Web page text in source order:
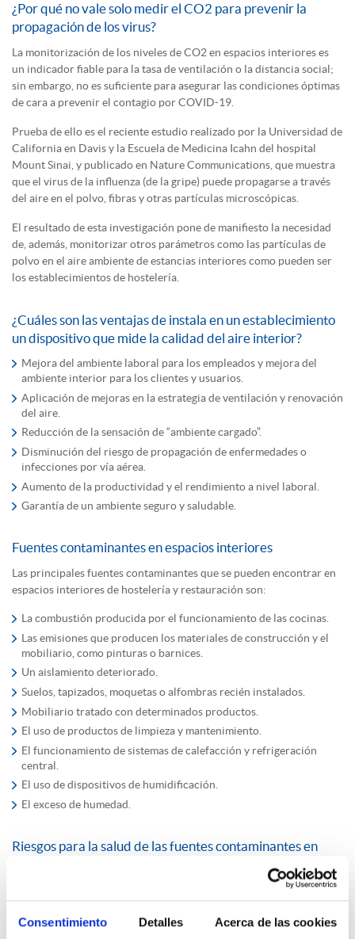
Consentimiento Detalles Acerca de las cookies
¿Por qué no vale solo medir el CO2 para prevenir la
propagación de los virus?
La monitorización de los niveles de CO2 en espacios interiores es
un indicador fiable para la tasa de ventilación o la distancia social;
sin embargo, no es suficiente para asegurar las condiciones óptimas
de cara a prevenir el contagio por COVID-19.
Prueba de ello es el reciente estudio realizado por la Universidad de
California en Davis y la Escuela de Medicina Icahn del hospital
Mount Sinai, y publicado en Nature Communications, que muestra
que el virus de la influenza (de la gripe) puede propagarse a través
del aire en el polvo, fibras y otras partículas microscópicas.
El resultado de esta investigación pone de manifiesto la necesidad
de, además, monitorizar otros parámetros como las partículas de
polvo en el aire ambiente de estancias interiores como pueden ser
los establecimientos de hostelería.
¿Cuáles son las ventajas de instala en un establecimiento
un dispositivo que mide la calidad del aire interior?
Mejora del ambiente laboral para los empleados y mejora del
ambiente interior para los clientes y usuarios.
Aplicación de mejoras en la estrategia de ventilación y renovación
del aire.
Reducción de la sensación de “ambiente cargado”.
Disminución del riesgo de propagación de enfermedades o
infecciones por vía aérea.
Aumento de la productividad y el rendimiento a nivel laboral.
Garantía de un ambiente seguro y saludable.
Fuentes contaminantes en espacios interiores
Las principales fuentes contaminantes que se pueden encontrar en
espacios interiores de hostelería y restauración son:
La combustión producida por el funcionamiento de las cocinas.
Las emisiones que producen los materiales de construcción y el
mobiliario, como pinturas o barnices.
Un aislamiento deteriorado.
Suelos, tapizados, moquetas o alfombras recién instalados.
Mobiliario tratado con determinados productos.
El uso de productos de limpieza y mantenimiento.
El funcionamiento de sistemas de calefacción y refrigeración
central.
El uso de dispositivos de humidificación.
El exceso de humedad.
Riesgos para la salud de las fuentes contaminantes en
Independientemente del contexto actual de pandemia por la
para garantizar un ambiente seguro a trabajadores y clientes. Estos